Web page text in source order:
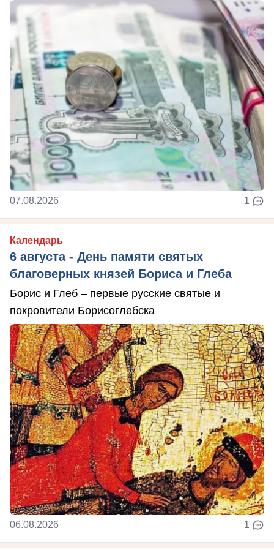
07.08.2026 1
Календарь
6 августа - День памяти святых
благоверных князей Бориса и Глеба
Борис и Глеб – первые русские святые и
покровители Борисоглебска
06.08.2026 1